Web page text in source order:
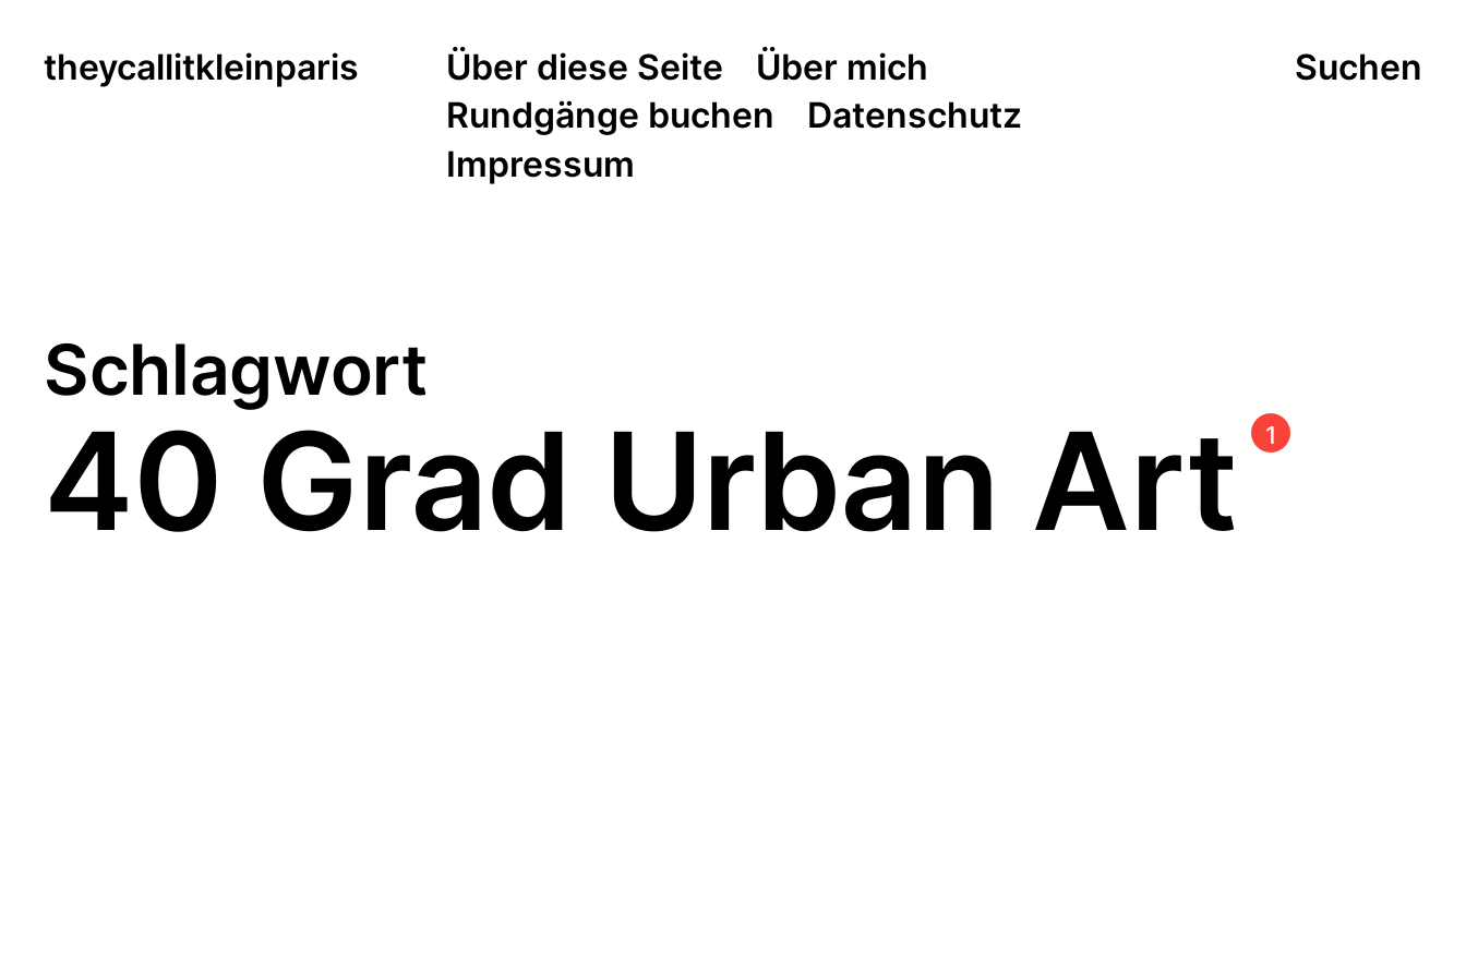
theycallitkleinparis Über diese Seite
Über mich
Rundgänge buchen
Datenschutz
Impressum
Suchen
Schlagwort
40 Grad Urban Art1